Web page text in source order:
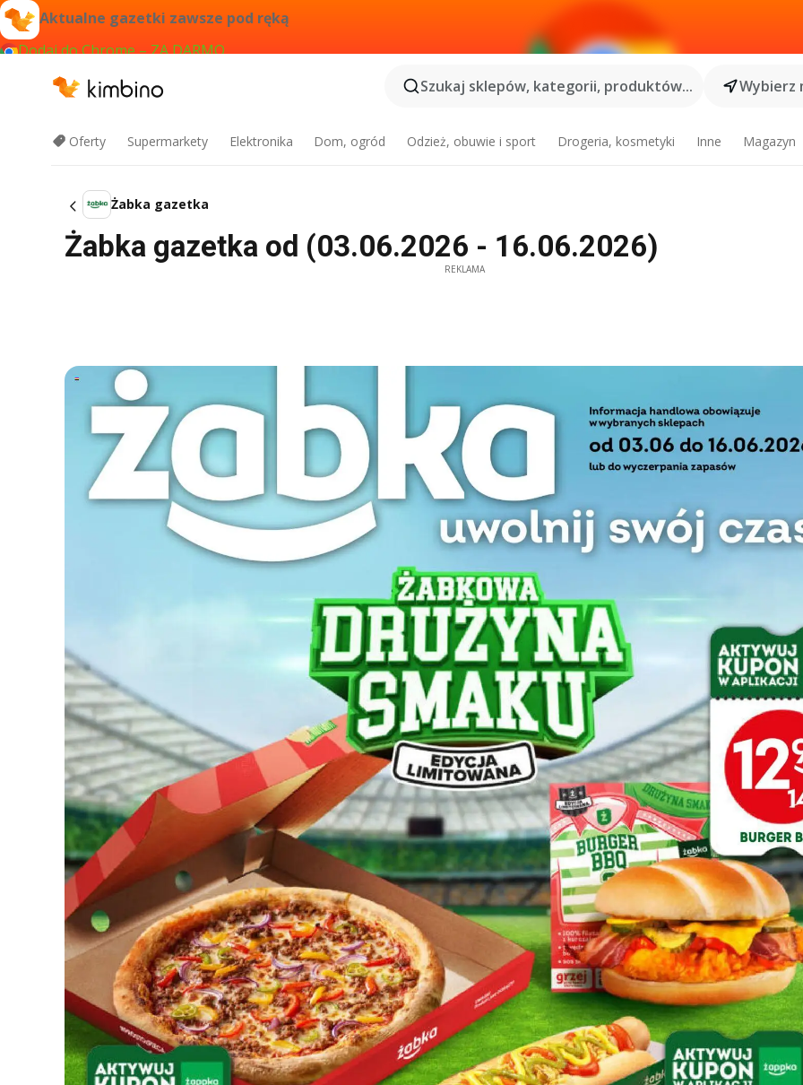
Aktualne gazetki zawsze pod ręką
Dodaj do Chrome – ZA DARMO
Szukaj sklepów, kategorii, produktów...
Wybierz
Oferty Supermarkety Elektronika Dom, ogród Odzież, obuwie i sport Drogeria, kosmetyki Inne Magazyn
Żabka gazetka
Żabka gazetka od (03.06.2026 - 16.06.2026)
REKLAMA